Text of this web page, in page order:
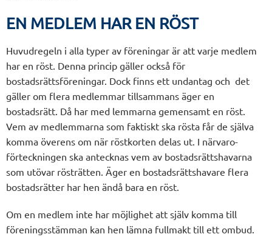
EN MEDLEM HAR EN RÖST
Huvudregeln i alla typer av föreningar är att varje medlem
har en röst. Denna princip gäller också för
bostadsrättsföreningar. Dock finns ett undantag och det
gäller om flera medlemmar tillsammans äger en
bostadsrätt. Då har med lemmarna gemensamt en röst.
Vem av medlemmarna som faktiskt ska rösta får de själva
komma överens om när röstkorten delas ut. I närvaro-
förteckningen ska antecknas vem av bostadsrättshavarna
som utövar rösträtten. Äger en bostadsrättshavare flera
bostadsrätter har hen ändå bara en röst.
Om en medlem inte har möjlighet att själv komma till
föreningsstämman kan hen lämna fullmakt till ett ombud.